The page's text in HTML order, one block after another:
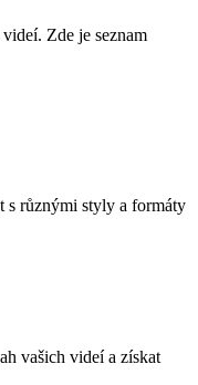
Zde je seznam
s různými styly a formáty
vašich videí a získat